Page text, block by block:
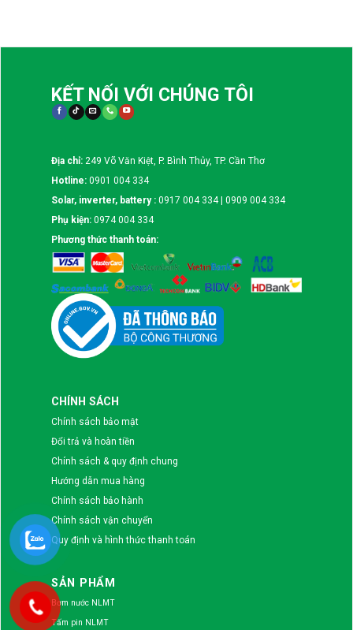
KẾT NỐI VỚI CHÚNG TÔI
Địa chỉ: 249 Võ Văn Kiệt, P. Bình Thủy, TP. Cần Thơ
Hotline: 0901 004 334
Solar, inverter, battery : 0917 004 334 | 0909 004 334
Phụ kiện: 0974 004 334
Phương thức thanh toán:
CHÍNH SÁCH
Chính sách bảo mật
Đổi trả và hoàn tiền
Chính sách & quy định chung
Hướng dẫn mua hàng
Chính sách bảo hành
Chính sách vận chuyển
Quy định và hình thức thanh toán
SẢN PHẨM
Bơm nước NLMT
Tấm pin NLMT